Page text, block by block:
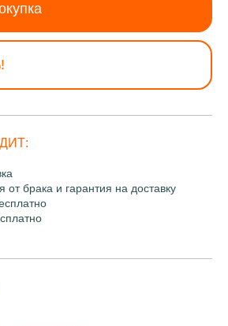
от брака и гарантия на доставку